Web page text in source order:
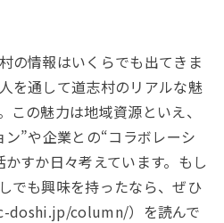
の情報はいくらでも出てきま
を通して道志村のリアルな魅
この魅力は地域資源といえ、
”や企業との“コラボレーシ
すか日々考えています。もし
でも興味を持ったなら、ぜひ
doshi.jp/column/）を読んで